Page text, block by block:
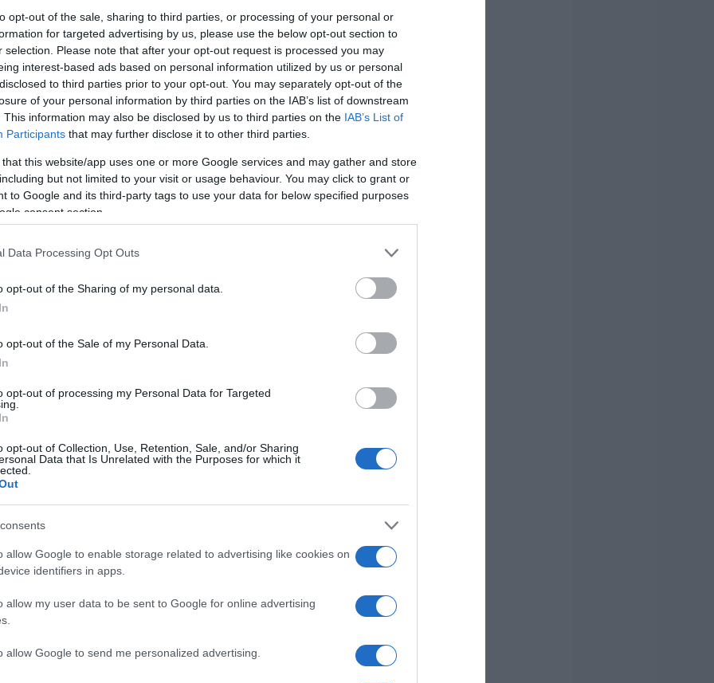
opt-out of the sale, sharing to third parties, or processing of your personal or
for targeted advertising by us, please use the below opt-out section to
selection. Please note that after your opt-out request is processed you may
interest-based ads based on personal information utilized by us or personal
to third parties prior to your opt-out. You may separately opt-out of the
of your personal information by third parties on the IAB’s list of downstream
This information may also be disclosed by us to third parties on the IAB’s List of
Participants that may further disclose it to other third parties.
that this website/app uses one or more Google services and may gather and store
but not limited to your visit or usage behaviour. You may click to grant or
to Google and its third-party tags to use your data for below specified purposes
consent section.
Data Processing Opt Outs
opt-out of the Sharing of my personal data.
opt-out of the Sale of my Personal Data.
opt-out of processing my Personal Data for Targeted
opt-out of Collection, Use, Retention, Sale, and/or Sharing
Data that Is Unrelated with the Purposes for which it
allow Google to enable storage related to advertising like cookies on
identifiers in apps.
allow my user data to be sent to Google for online advertising
allow Google to send me personalized advertising.
ritkábban mondja el neked azokat a dolgokat,
jele, hogy a párod váláson gondolkodik.
egyre homályosabbakká,
hogy a párod egyszer elrejti előled a bankkártyáját,
időre egy olyan luxus körutazásra küld a
küldött volna el. Akkor is gyanakodhatsz a váláson,
való belépési jelszavakat, vagy ha új bankszámlát
sem tudsz. Ha változások történnek a
akkor valószínű, hogy az a fél, aki okozza a
Akkor is légy figyelmes, ha esetleg hirtelen
vagy a bónuszát, főleg akkor, ha tudod, hogy
trükk lehet azért, hogy csökkentse a pénzügyi
ha mégis válásra kerülne a sor.
irritálja vagy idegesíti!
arra a szintre, amikor a partnerük néha
állandósul, akkor valós problémáról is
lábujjhegyen közlekedhetsz, mert különben
feszült és robbanásra kész, ha a vitákat nem
egy csókkal, vagy nem tudjátok megoldani a
hogy a párod váláson gondolkodik. Ha a
semmi sem jó neki, akkor valószínű váláson
fejben már kiszállt a kapcsolatból és nem kíván
vagy az érdeklődési listáján!
mindkét félnek megvan a saját érdeklődési köre és
a párod vagy férjed új elfoglaltságot talál
(barátokkal találkozgat, sok időt tölt
lehetsz részese ezeknek az elfoglaltságoknak,
gondolkodik. Ha a párod folyamatosan
is, és nyilvánvaló az, hogy egyedül
hogy előbb-utóbb válni szeretne.